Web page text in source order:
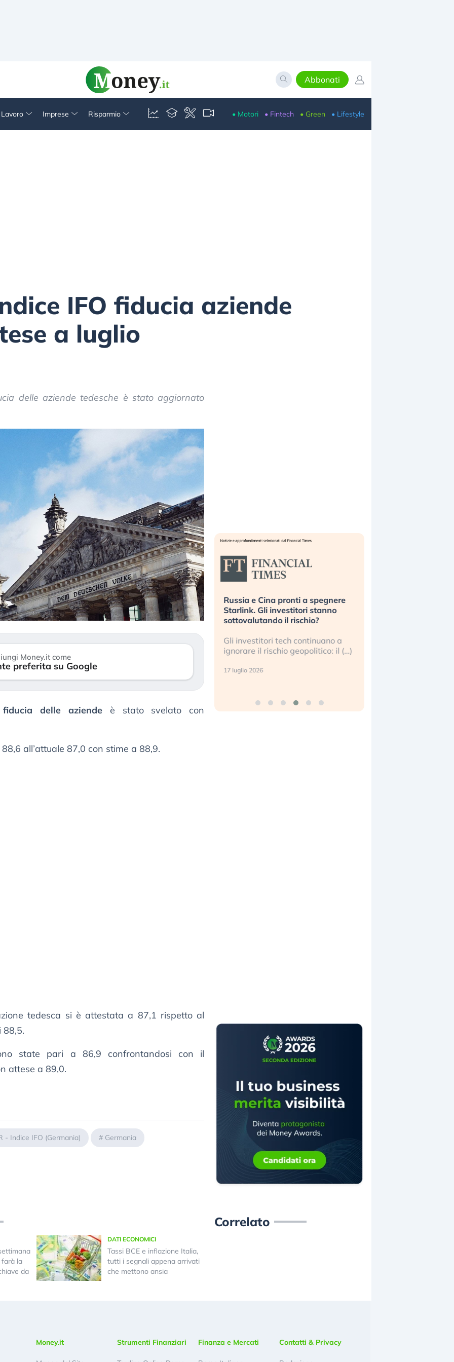
Abbonati
Imprese Risparmio • Motori • Fintech • Green • Lifestyle
IFO fiducia aziende
a luglio
delle aziende tedesche è stato aggiornato
Money.it come
preferita su Google
delle aziendeè stato svelato con
all’attuale 87,0 con stime a 88,9.
tedesca si è attestata a 87,1 rispetto al
88,5.
state pari a 86,9 confrontandosi con il
attese a 89,0.
- Indice IFO (Germania) # Germania
Investitori
lo scoppio
Quando la finanza pesa più
dell’economia reale. L’America sta
ripetendo gli errori del 2008?
sempre più sganciata dall’economia
reale. (…)
24 luglio 2026
Russia e Cina pronti a spegnere
Starlink. Gli investitori stanno
sottovalutando il rischio?
Gli investitori tech continuano a
ignorare il rischio geopolitico: il (…)
17 luglio 2026
farà la
da
DATI ECONOMICI
Tassi BCE e inflazione Italia,
tutti i segnali appena arrivati
che mettono ansia
Correlato
Money.it Strumenti Finanziari Finanza e Mercati Contatti & Privacy